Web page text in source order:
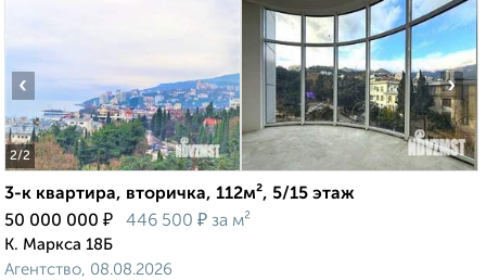
2/2
‹ ›
3-к квартира, вторичка, 112м², 5/15 этаж
50 000 000 ₽ 446 500 ₽ за м²
К. Маркса 18Б
Агентство, 08.08.2026